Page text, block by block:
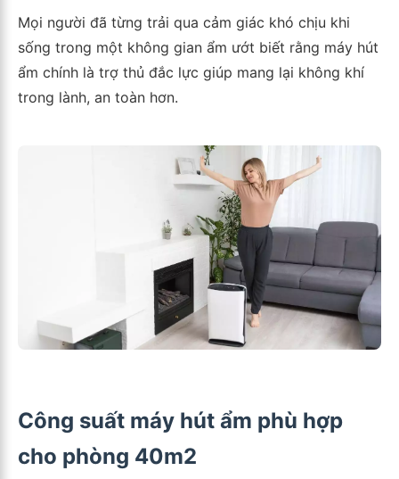
Mọi người đã từng trải qua cảm giác khó chịu khi
sống trong một không gian ẩm ướt biết rằng máy hút
ẩm chính là trợ thủ đắc lực giúp mang lại không khí
trong lành, an toàn hơn.
Công suất máy hút ẩm phù hợp
cho phòng 40m2